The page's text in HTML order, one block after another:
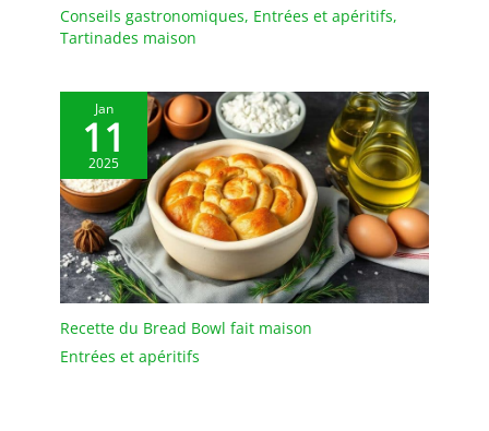
sécurisée dans une boîte
spaghetti constitue un
excellent cadeau pour
une pendaison de
crémaillère, un mariage
ou Noël. Que ce soit pour
des amis, de la famille ou
des collègues, ces bols à
soupe en céramique sont
un cadeau charmant et
pratique pour toute
vaisselle colorée et les
Conseils gastronomiques, Entrées et apéritifs,
Tartinades maison
Jan
11
2025
Recette du Bread Bowl fait maison
Entrées et apéritifs